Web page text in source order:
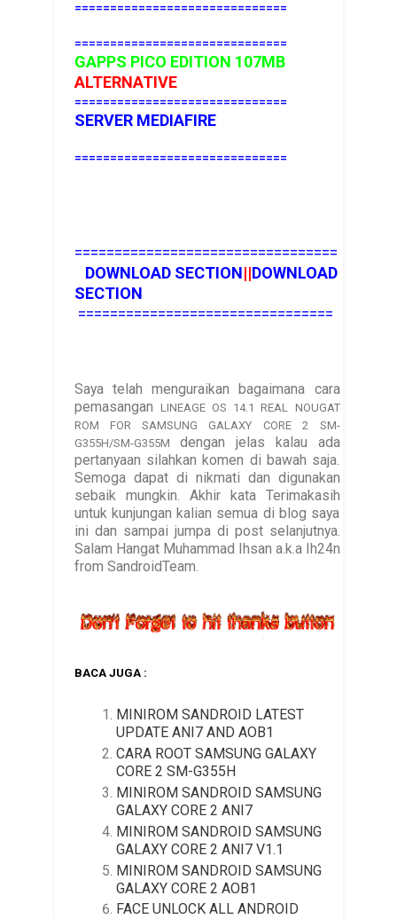
==============================
==============================
GAPPS PICO EDITION 107MB
ALTERNATIVE
==============================
SERVER MEDIAFIRE
==============================
=================================
DOWNLOAD SECTION||DOWNLOAD
SECTION
================================
Saya telah menguraikan bagaimana cara
pemasangan LINEAGE OS 14.1 REAL NOUGAT
ROM FOR SAMSUNG GALAXY CORE 2 SM-
G355H/SM-G355M
dengan jelas kalau ada
pertanyaan silahkan komen di bawah saja.
Semoga dapat di nikmati dan digunakan
sebaik mungkin. Akhir kata Terimakasih
untuk kunjungan kalian semua di blog saya
ini dan sampai jumpa di post selanjutnya.
Salam Hangat Muhammad Ihsan a.k.a Ih24n
from SandroidTeam.
BACA JUGA :
MINIROM SANDROID LATEST
UPDATE ANI7 AND AOB1
CARA ROOT SAMSUNG GALAXY
CORE 2 SM-G355H
MINIROM SANDROID SAMSUNG
GALAXY CORE 2 ANI7
MINIROM SANDROID SAMSUNG
GALAXY CORE 2 ANI7 V1.1
MINIROM SANDROID SAMSUNG
GALAXY CORE 2 AOB1
FACE UNLOCK ALL ANDROID